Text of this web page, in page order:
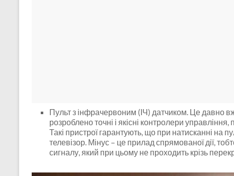
Пульт з інфрачервоним (ІЧ) датчиком. Це давно
розроблено точні і якісні контролери
Такі пристрої гарантують, що при натисканні на
телевізор. Мінус – це прилад спрямованої дії,
сигналу, який при цьому не проходить крізь